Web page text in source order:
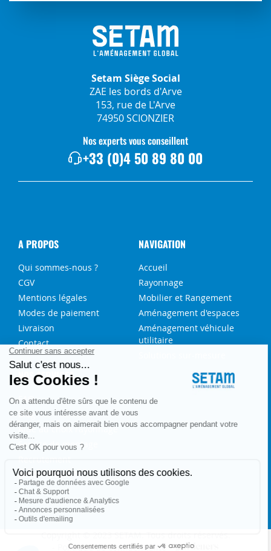
Setam Siège Social
ZAE les bords d'Arve
153, rue de L'Arve
74950 SCIONZIER
Nos experts vous conseillent
+33 (0)4 50 89 80 00
A PROPOS
Qui sommes-nous ?
CGV
Mentions légales
Modes de paiement
Livraison
Contact
NAVIGATION
Accueil
Rayonnage
Mobilier et Rangement
Aménagement d'espaces
Aménagement véhicule
utilitaire
NOS SERVICES
FAQ
Blog
Aide au choix rayonnage
Service de montage
Besoin d'aide ?
Politique de confidentialité